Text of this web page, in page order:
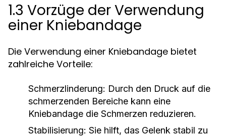
1.3 Vorzüge der Verwendung
einer Kniebandage
Die Verwendung einer Kniebandage bietet
zahlreiche Vorteile:
Schmerzlinderung: Durch den Druck auf die
schmerzenden Bereiche kann eine
Kniebandage die Schmerzen reduzieren.
Stabilisierung: Sie hilft, das Gelenk stabil zu